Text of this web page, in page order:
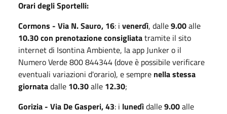
Orari degli Sportelli:
Cormons - Via N. Sauro, 16: i venerdì, dalle9.00alle
10.30con prenotazione consigliatatramite il sito
internet di Isontina Ambiente, la app Junker o il
Numero Verde 800 844344 (dove è possibile verificare
eventuali variazioni d'orario), e sempre nella stessa
giornatadalle 10.30alle 12.30;
Gorizia - Via De Gasperi, 43: i lunedìdalle9.00alle